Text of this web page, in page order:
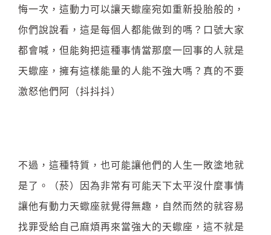
悔一次，這動力可以讓天蠍座宛如重新投胎般的，
你們說說看，這是每個人都能做到的嗎？口號大家
都會喊，但能夠把這種事情當那麼一回事的人就是
天蠍座，擁有這樣能量的人能不強大嗎？真的不要
激怒他們阿（抖抖抖）
不過，這種特質，也可能讓他們的人生一敗塗地就
是了。（菸）因為非常有可能天下太平沒什麼事情
讓他有動力天蠍座就覺得無趣，自然而然的就容易
找罪受給自己麻煩再來當強大的天蠍座，這不就是